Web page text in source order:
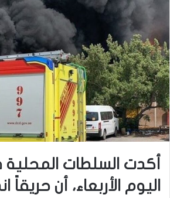
أكدت السلطات
اليوم الأربعاء، أن